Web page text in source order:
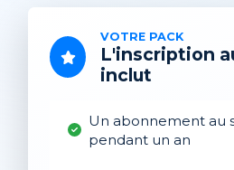
VOTRE PACK
L'inscription
inclut
Un abonnement au
pendant un an